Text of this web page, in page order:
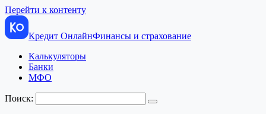
Перейти к контенту
Кредит ОнлайнФинансы и страхование
Калькуляторы
Банки
МФО
Поиск: